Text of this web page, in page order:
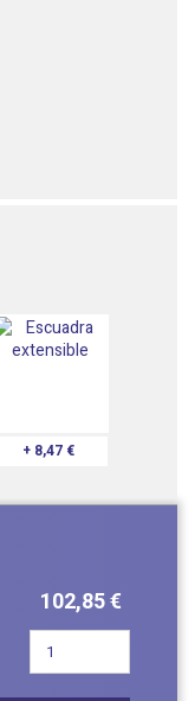
+ 8,47 €
102,85 €